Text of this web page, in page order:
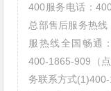
400服务电话：
总部售后服务热
服热线全国畅通
400-1865-909（
务联系方式